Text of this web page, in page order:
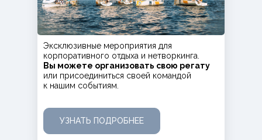
Эксклюзивные мероприятия для
корпоративного отдыха и нетворкинга.
Вы можете организовать свою регату
или присоединиться своей командой
к нашим событиям.
УЗНАТЬ ПОДРОБНЕЕ